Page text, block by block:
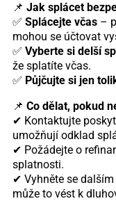
📌 Jak splácet
✅ Splácejte včas–
mohou se účtovat
✅ Vyberte si delší
že splatíte včas.
✅ Půjčujte si jen
📌 Co dělat, pokud
✔ Kontaktujte
umožňují odklad
✔ Požádejte o
splatnosti.
✔ Vyhněte se
může to vést k